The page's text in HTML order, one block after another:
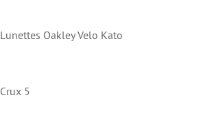
Lunettes Oakley Velo Kato
Crux 5